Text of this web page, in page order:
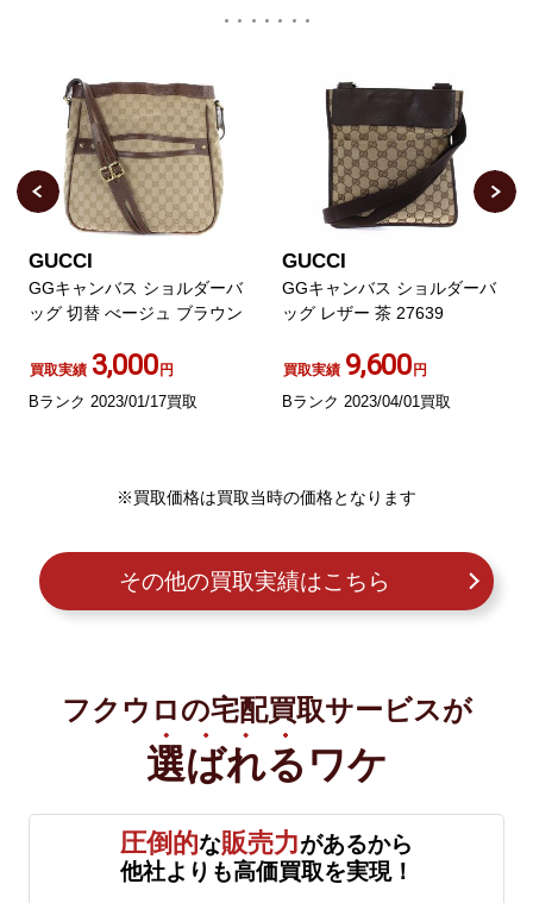
GUCCI
GGキャンバス ショルダーバ
ッグ 切替 べージュ ブラウン
買取実績 3,000円
Bランク 2023/01/17買取
GUCCI
GGキャンバス ショルダーバ
ッグ レザー 茶 27639
買取実績 9,600円
Bランク 2023/04/01買取
※買取価格は買取当時の価格となります
その他の買取実績はこちら
フクウロの宅配買取サービスが
選ばれる ワケ
圧倒的な販売力があるから
他社よりも高価買取を実現！